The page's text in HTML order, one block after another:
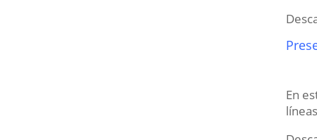
En